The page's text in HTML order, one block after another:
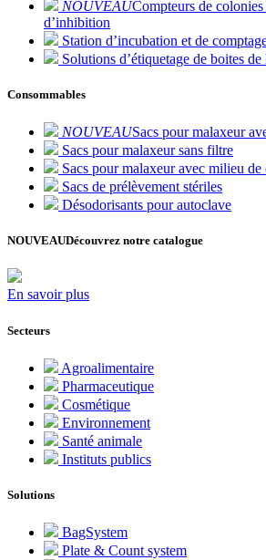
NOUVEAUCompteurs de
d’inhibition
Station d’incubation et de
Solutions d’étiquetage de boites de
Consommables
NOUVEAUSacs pour malaxeur
Sacs pour malaxeur sans filtre
Sacs pour malaxeur avec milieu de
Sacs de prélèvement stériles
Désodorisants pour autoclave
NOUVEAUDécouvrez notre catalogue
En savoir plus
Secteurs
Agroalimentaire
Pharmaceutique
Cosmétique
Environnement
Santé animale
Instituts publics
Solutions
BagSystem
Plate & Count system